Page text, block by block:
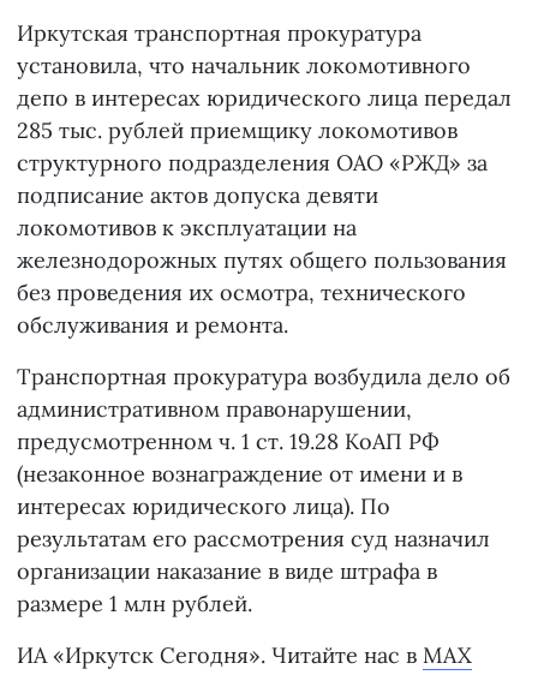
Иркутская транспортная прокуратура
установила, что начальник локомотивного
депо в интересах юридического лица передал
285 тыс. рублей приемщику локомотивов
структурного подразделения ОАО «РЖД» за
подписание актов допуска девяти
локомотивов к эксплуатации на
железнодорожных путях общего пользования
без проведения их осмотра, технического
обслуживания и ремонта.
Транспортная прокуратура возбудила дело об
административном правонарушении,
предусмотренном ч. 1 ст. 19.28 КоАП РФ
(незаконное вознаграждение от имени и в
интересах юридического лица). По
результатам его рассмотрения суд назначил
организации наказание в виде штрафа в
размере 1 млн рублей.
ИА «Иркутск Сегодня». Читайте нас в MAX